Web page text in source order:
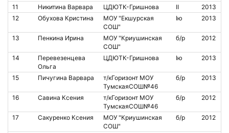
11 Никитина Варвара ЦДЮТК-Гришнова II
2013
12
Обухова Кристина
МОУ "Екшурская
СОШ"
Iю 2013
13 Пенкина Ирина
МОУ "Криушинская
СОШ"
б/р 2012
14
Перевезенцева
Ольга
ЦДЮТК-Гришнова Iю 2013
15 Пичугина Варвара
т/кГоризонт МОУ
ТумскаяСОШ№46
б/р 2013
16 Савина Ксения
т/кГоризонт МОУ
ТумскаяСОШ№46
б/р 2012
17 Сакуренко Ксения
МОУ "Криушинская
СОШ"
б/р 2012